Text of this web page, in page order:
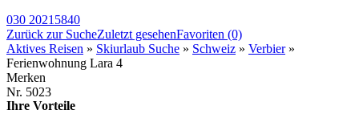
030 20215840
Zurück zur SucheZuletzt gesehenFavoriten (0)
Aktives Reisen » Skiurlaub Suche » Schweiz » Verbier»
Ferienwohnung Lara 4
Merken
Nr. 5023
Ihre Vorteile